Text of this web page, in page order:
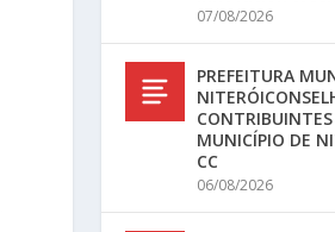
07/08/2026
PREFEITURA
MUNICÍPIO DE
CC
06/08/2026